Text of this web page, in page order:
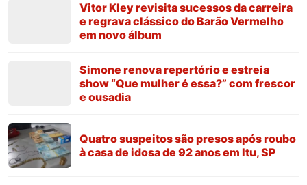
Vitor Kley revisita sucessos da carreira
e regrava clássico do Barão Vermelho
em novo álbum
Simone renova repertório e estreia
show “Que mulher é essa?” com frescor
e ousadia
Quatro suspeitos são presos após roubo
à casa de idosa de 92 anos em Itu, SP